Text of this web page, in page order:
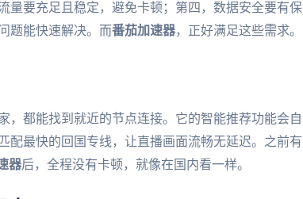
量要充足且稳定，避免卡顿；第四，数据安全要有保
题能快速解决。而番茄加速器，正好满足这些需求。
，都能找到就近的节点连接。它的智能推荐功能会自
配最快的回国专线，让直播画面流畅无延迟。之前有
器后，全程没有卡顿，就像在国内看一样。